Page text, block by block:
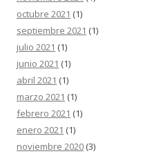
octubre 2021 (1)
septiembre 2021 (1)
julio 2021 (1)
junio 2021 (1)
abril 2021 (1)
marzo 2021 (1)
febrero 2021 (1)
enero 2021 (1)
noviembre 2020 (3)